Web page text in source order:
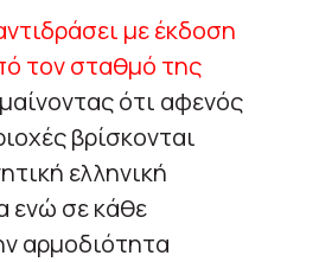
με έκδοση
τον σταθμό της
ότι αφενός
βρίσκονται
ελληνική
ενώ σε κάθε
αρμοδιότητα